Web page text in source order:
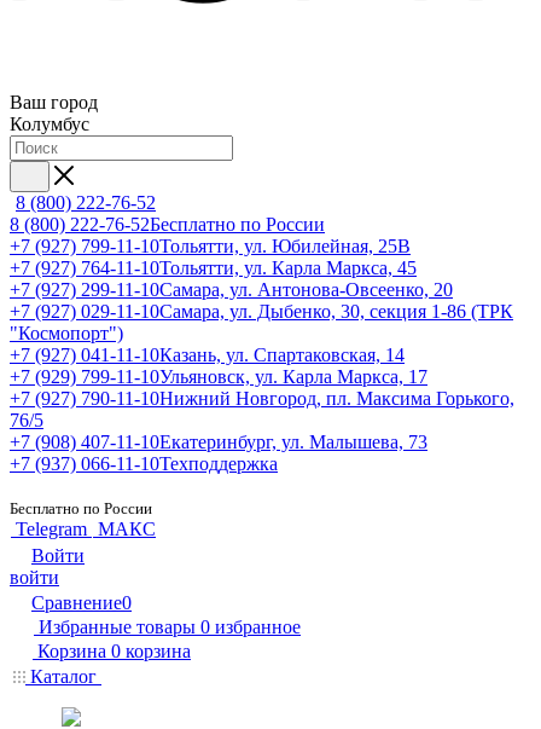
Ваш город
Колумбус
8 (800) 222-76-52
8 (800) 222-76-52Бесплатно по России
+7 (927) 799-11-10Тольятти, ул. Юбилейная, 25В
+7 (927) 764-11-10Тольятти, ул. Карла Маркса, 45
+7 (927) 299-11-10Самара, ул. Антонова-Овсеенко, 20
+7 (927) 029-11-10Самара, ул. Дыбенко, 30, секция 1-86 (ТРК
"Космопорт")
+7 (927) 041-11-10Казань, ул. Спартаковская, 14
+7 (929) 799-11-10Ульяновск, ул. Карла Маркса, 17
+7 (927) 790-11-10Нижний Новгород, пл. Максима Горького,
76/5
+7 (908) 407-11-10Екатеринбург, ул. Малышева, 73
+7 (937) 066-11-10Техподдержка
Бесплатно по России
Telegram МАКС
Войти
войти
Сравнение0
Избранные товары 0 избранное
Корзина 0 корзина
Каталог